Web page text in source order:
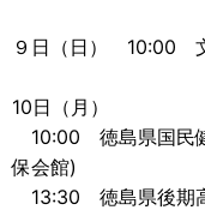
９日（日） 10:00
10日（月）
10:00 徳島県国民
保会館)
13:30 徳島県後期